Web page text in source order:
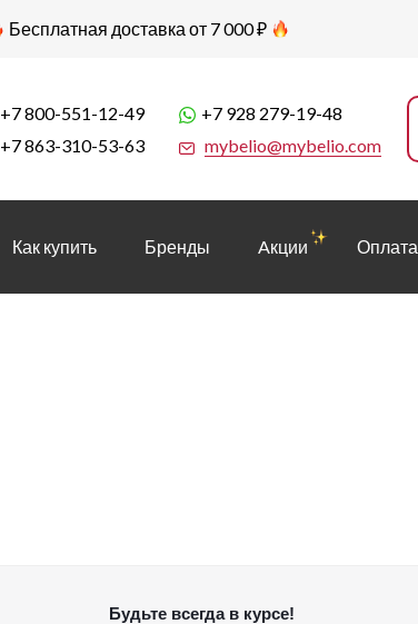
Бесплатная доставка от 7 000 ₽
+7 800-551-12-49
+7 863-310-53-63
+7 928 279-19-48
mybelio@mybelio.com
Как купить Бренды Aкции Оплата
Будьте всегда в курсе!